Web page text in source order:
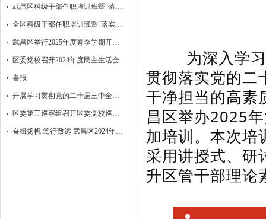
武昌区科级干部任职培训班暨“落实支点建设、加快转型升级”专题研讨班圆满结业
全区科级干部任职培训班暨“落实支点建设、加快转型升级”专题研讨班开班
武昌区举行2025年度春季学期开学典礼
区委党校召开2024年度民主生活会
喜报
开展学习贯彻党的二十届三中全会精神培训
区委第三巡察组召开区委党校巡察情况 反馈会
奋楫扬帆 笃行致远 武昌区2024年第二期区管干部进修班结业
为深入学习
贯彻落实党的二
干净担当的高素
昌区举办2025
加培训。本次培
采用讲授式、研
升区管干部理论